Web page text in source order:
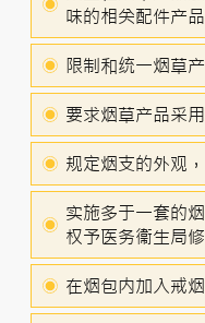
味的相关配件产品
限制和统一烟草
要求烟草产品采
规定烟支的外观
实施多于一套的
权予医务衞生局
在烟包内加入戒